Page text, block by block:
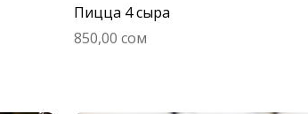
Пицца 4 сыра
Цена
850,00 сом